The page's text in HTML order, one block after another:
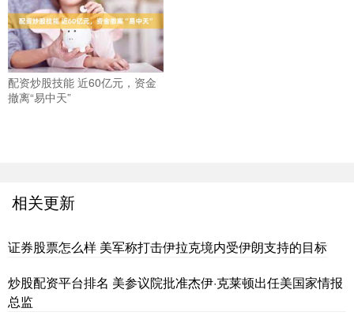
配资炒股技能 近60亿元，资金
撤离“易中天”
相关更新
证券股票怎么样 美军称打击伊拉克境内受伊朗支持的目标
炒股配资平台排名 美参议院批准杰伊·克莱顿出任美国家情报
总监